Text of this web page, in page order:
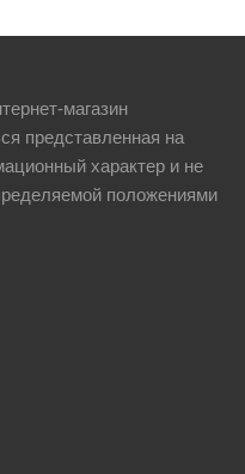
магазин
представленная на
характер и не
положениями